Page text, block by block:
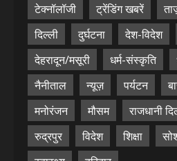
टेक्नॉलॉजी
ट्रेंडिंग खबरें
दिल्ली
दुर्घटना देश-विदेश
देहरादून/मसूरी
धर्म-संस्कृति
नैनीताल
न्यूज़ पर्यटन
मनोरंजन
मौसम राजधानी
रुद्रपुर
विदेश शिक्षा